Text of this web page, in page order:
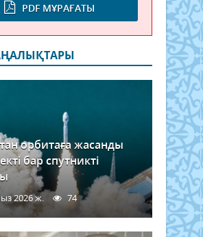
PDF МҰРАҒАТЫ
орбитаға жасанды
бар спутникті
2026 ж. 74